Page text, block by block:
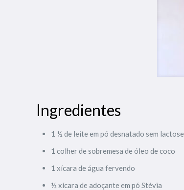
Ingredientes
1 ½ de leite em pó desnatado sem lactose
1 colher de sobremesa de óleo de coco
1 xícara de água fervendo
½ xícara de adoçante em pó Stévia